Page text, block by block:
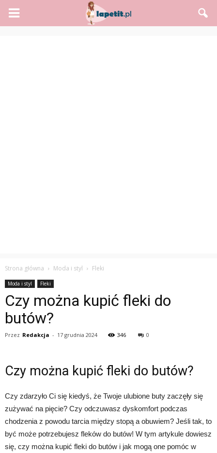
Strona główna Moda i styl Fleki
Moda i styl Fleki
Czy można kupić fleki do
butów?
Przez Redakcja - 17 grudnia 2024 346 0
Czy można kupić fleki do butów?
Czy zdarzyło Ci się kiedyś, że Twoje ulubione buty zaczęły się
zużywać na pięcie? Czy odczuwasz dyskomfort podczas
chodzenia z powodu tarcia między stopą a obuwiem? Jeśli tak, to
być może potrzebujesz fleków do butów! W tym artykule dowiesz
się, czy można kupić fleki do butów i jak mogą one pomóc w